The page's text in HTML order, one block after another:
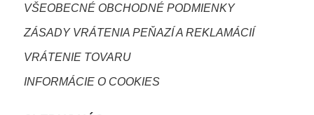
VŠEOBECNÉ OBCHODNÉ PODMIENKY
ZÁSADY VRÁTENIA PEŇAZÍ A REKLAMÁCIÍ
VRÁTENIE TOVARU
INFORMÁCIE O COOKIES